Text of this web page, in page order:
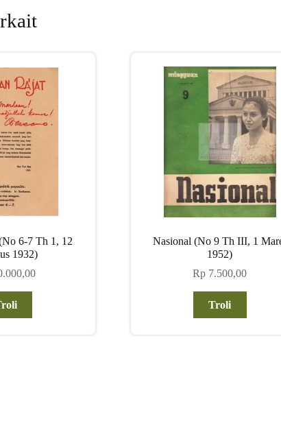
6-7 Th 1, 12
1932)
Nasional (No 9 Th III, 1
1952)
Rp 7.500,00
Troli